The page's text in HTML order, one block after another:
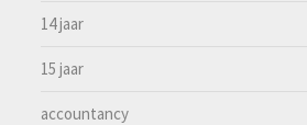
14 jaar
15 jaar
accountancy